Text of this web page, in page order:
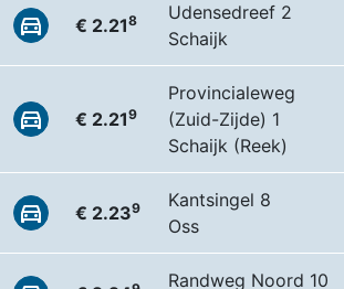
€ 2.218
Udensedreef 2
Schaijk
€ 2.219
Provincialeweg
(Zuid-Zijde) 1
Schaijk (Reek)
€ 2.239
Kantsingel 8
Oss
Randweg Noord 10